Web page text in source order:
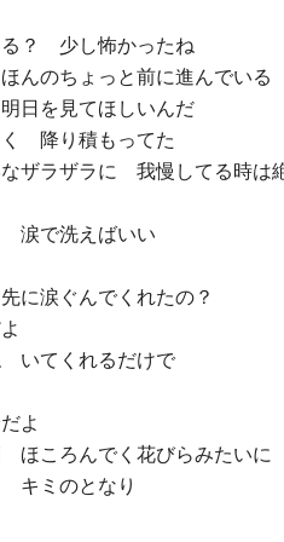
る？ 少し怖かったね
んのちょっと前に進んでいる
日を見てほしいんだ
降り積もってた
ザラザラに 我慢してる時は
涙で洗えばいい
に涙ぐんでくれたの？
いてくれるだけで
よ
ほころんでく花びらみたいに
キミのとなり